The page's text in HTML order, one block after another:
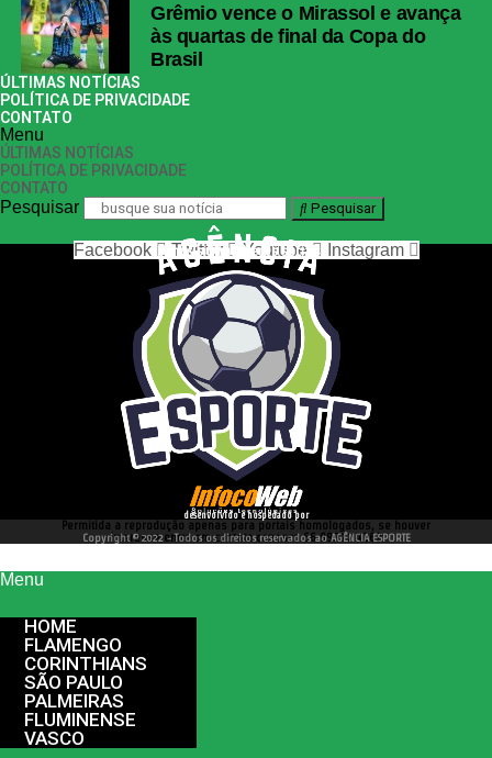
Grêmio vence o Mirassol e avança
às quartas de final da Copa do
Brasil
ÚLTIMAS NOTÍCIAS
POLÍTICA DE PRIVACIDADE
CONTATO
Menu
ÚLTIMAS NOTÍCIAS
POLÍTICA DE PRIVACIDADE
CONTATO
Pesquisar Pesquisar
nos siga nas redes sociais
Facebook Twitter Youtube Instagram
desenvolvido e hospedado por
Permitida a reprodução apenas para portais homologados, se houver
interesse entre em contato conosco 66 99977 4262
Copyright © 2022 - Todos os direitos reservados ao AGÊNCIA ESPORTE
Menu
HOME
FLAMENGO
CORINTHIANS
SÃO PAULO
PALMEIRAS
FLUMINENSE
VASCO